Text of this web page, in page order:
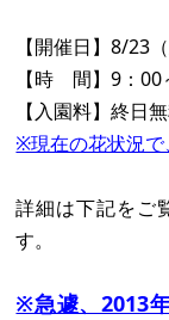
【開催日】8/23（
【時 間】9：00
【入園料】終日
※現在の花状況で
詳細は下記をご
す。
※急遽、2013